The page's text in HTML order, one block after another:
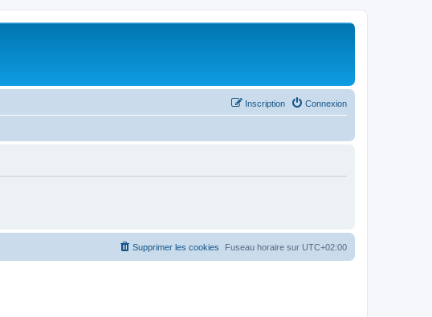
Connexion
Inscription
Fuseau horaire sur UTC+02:00
Supprimer les cookies